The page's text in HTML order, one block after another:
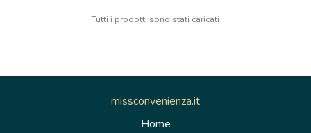
Tutti i prodotti sono stati caricati
missconvenienza.it
Home